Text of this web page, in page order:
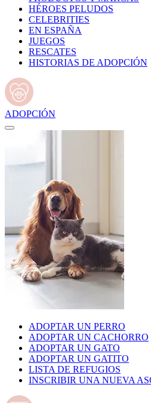
HÉROES PELUDOS
CELEBRITIES
EN ESPAÑA
JUEGOS
RESCATES
HISTORIAS DE ADOPCIÓN
ADOPCIÓN
ADOPTAR UN PERRO
ADOPTAR UN CACHORRO
ADOPTAR UN GATO
ADOPTAR UN GATITO
LISTA DE REFUGIOS
INSCRIBIR UNA NUEVA